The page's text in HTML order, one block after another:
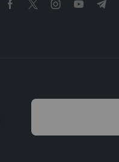
Uvijek.